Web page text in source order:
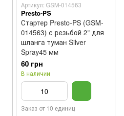
Артикул: GSM-014563
Presto-PS
Стартер Presto-PS (GSM-
014563) с резьбой 2" для
шланга туман Silver
Spray45 мм
60 грн
В наличии
Заказ от 10 единиц